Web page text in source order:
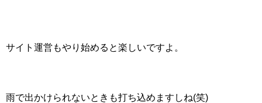
サイト運営もやり始めると楽しいですよ。
雨で出かけられないときも打ち込めますしね(笑)